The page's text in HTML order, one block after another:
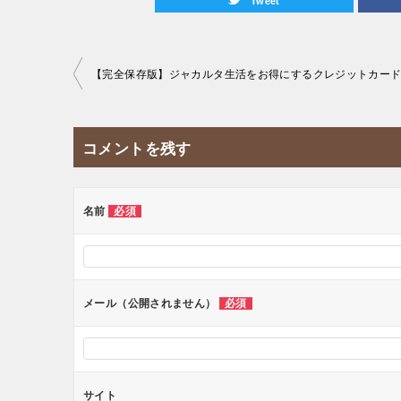
投
ナ
ビ
ー
コメントを残す
名前 必須
メール（公開されません） 必須
サイト